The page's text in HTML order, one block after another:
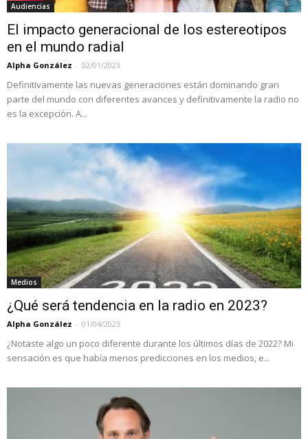
Audiencias
El impacto generacional de los estereotipos
en el mundo radial
Alpha González - 02/01/2023
Definitivamente las nuevas generaciones están dominando gran
parte del mundo con diferentes avances y definitivamente la radio no
es la excepción. A...
Medios
¿Qué será tendencia en la radio en 2023?
Alpha González - 01/04/2023
¿Notaste algo un poco diferente durante los últimos días de 2022? Mi
sensación es que había menos predicciones en los medios, e...